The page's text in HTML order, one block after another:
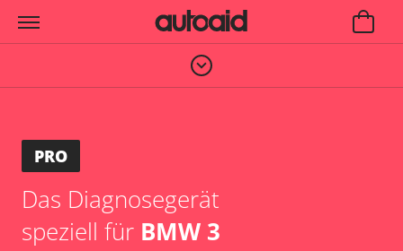
PRO
Das Diagnosegerät
speziell für BMW 3